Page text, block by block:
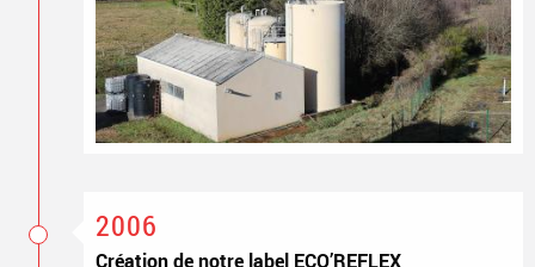
2006
Création de notre label ECO’REFLEX